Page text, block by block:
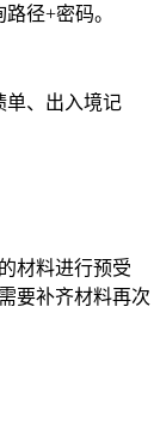
径+密码。
单、出入境记
材料进行预受
要补齐材料再次